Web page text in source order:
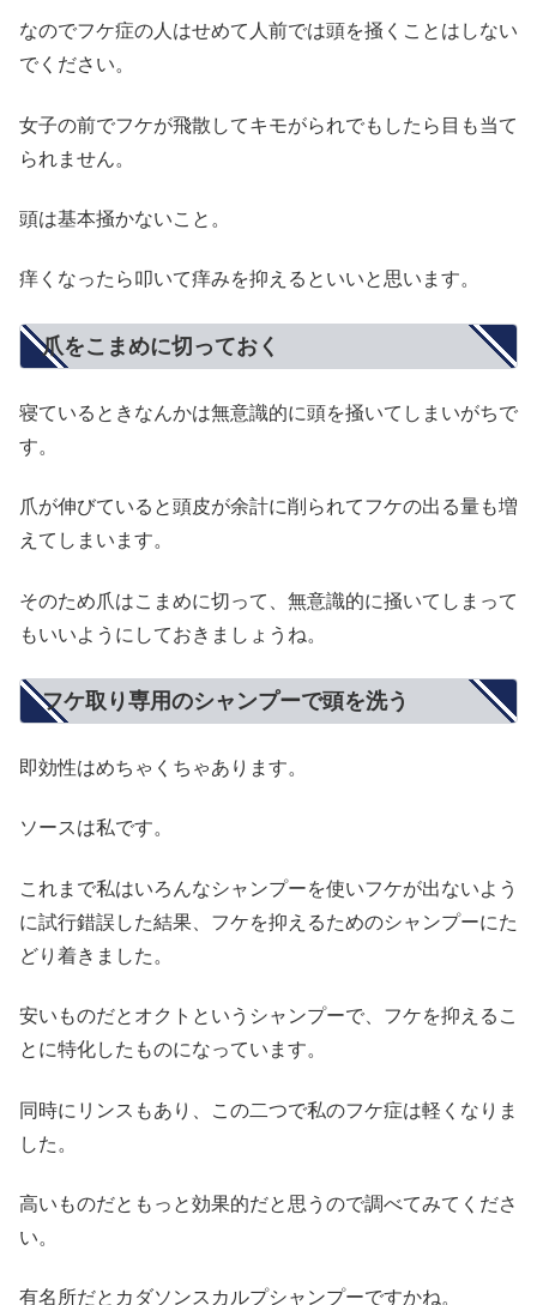
なのでフケ症の人はせめて人前では頭を掻くことはしない
でください。
女子の前でフケが飛散してキモがられでもしたら目も当て
られません。
頭は基本掻かないこと。
痒くなったら叩いて痒みを抑えるといいと思います。
爪をこまめに切っておく
寝ているときなんかは無意識的に頭を掻いてしまいがちで
す。
爪が伸びていると頭皮が余計に削られてフケの出る量も増
えてしまいます。
そのため爪はこまめに切って、無意識的に掻いてしまって
もいいようにしておきましょうね。
フケ取り専用のシャンプーで頭を洗う
即効性はめちゃくちゃあります。
ソースは私です。
これまで私はいろんなシャンプーを使いフケが出ないよう
に試行錯誤した結果、フケを抑えるためのシャンプーにた
どり着きました。
安いものだとオクトというシャンプーで、フケを抑えるこ
とに特化したものになっています。
同時にリンスもあり、この二つで私のフケ症は軽くなりま
した。
高いものだともっと効果的だと思うので調べてみてくださ
い。
有名所だとカダソンスカルプシャンプーですかね。